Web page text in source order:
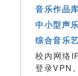
音乐作品
中小型声
综合音乐
校内网络
登录VPN。